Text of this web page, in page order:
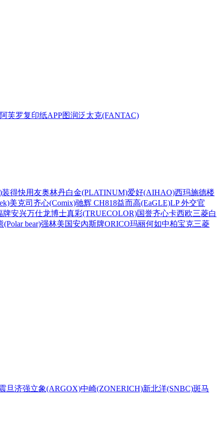
阿芙罗复印纸APP图润泛太克(FANTAC)
装得快用友奥林丹白金(PLATINUM)爱好(AIHAO)西玛施德楼
美克司 齐心(Comix)驰辉 CH818益而高(EaGLE)LP 外交官
牌安兴万仕龙博士真彩(TRUECOLOR)国誉齐心卡西欧三菱白
(Polar bear)强林美国安內斯牌ORICO玛丽何如中柏宝克三菱
旦济强立象(ARGOX)中崎(ZONERICH)新北洋(SNBC)斑马